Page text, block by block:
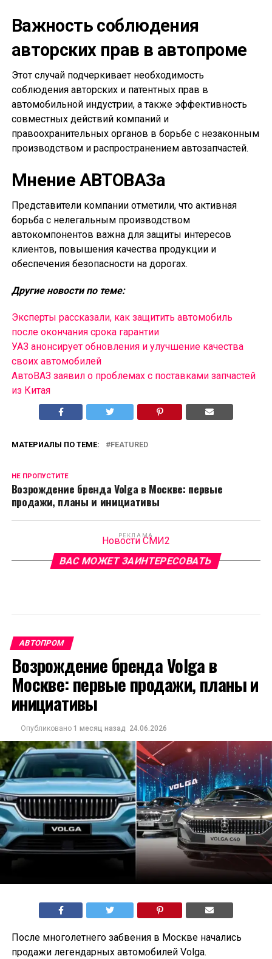
Важность соблюдения
авторских прав в автопроме
Этот случай подчеркивает необходимость
соблюдения авторских и патентных прав в
автомобильной индустрии, а также эффективность
совместных действий компаний и
правоохранительных органов в борьбе с незаконным
производством и распространением автозапчастей.
Мнение АВТОВАЗа
Представители компании отметили, что активная
борьба с нелегальным производством
автокомпонентов важна для защиты интересов
клиентов, повышения качества продукции и
обеспечения безопасности на дорогах.
Другие новости по теме:
Эксперты рассказали, как защитить автомобиль
после окончания срока гарантии
УАЗ анонсирует обновления и улучшение качества
своих автомобилей
АвтоВАЗ заявил о проблемах с поставками запчастей
из Китая
МАТЕРИАЛЫ ПО ТЕМЕ: FEATURED
НЕ ПРОПУСТИТЕ
Возрождение бренда Volga в Москве: первые
продажи, планы и инициативы
РЕКЛАМА
Новости СМИ2
ВАС МОЖЕТ ЗАИНТЕРЕСОВАТЬ
АВТОПРОМ
Возрождение бренда Volga в
Москве: первые продажи, планы и
инициативы
Опубликовано 1 месяц назад 24.06.2026
После многолетнего забвения в Москве начались
продажи легендарных автомобилей Volga.